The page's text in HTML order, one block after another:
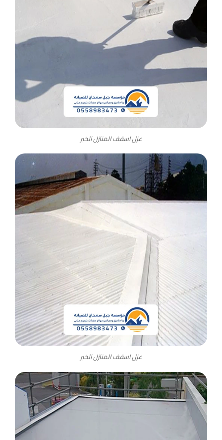
عزل اسقف المنازل الخبر
عزل اسقف المنازل الخبر